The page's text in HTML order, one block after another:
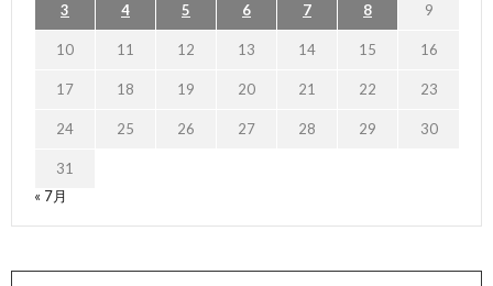
3 4 5 6 7 8 9
10 11 12 13 14 15 16
17 18 19 20 21 22 23
24 25 26 27 28 29 30
31
« 7月